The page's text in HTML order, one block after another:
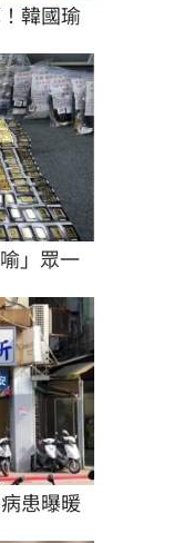
韓國瑜
」眾一
患曝暖